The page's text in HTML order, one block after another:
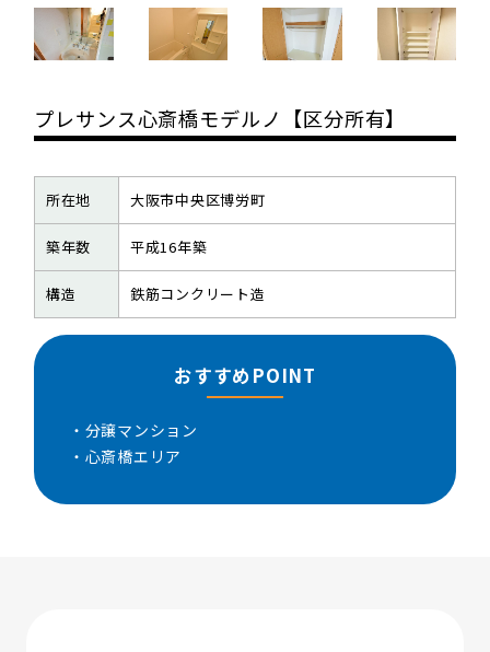
プレサンス心斎橋モデルノ【区分所有】
所在地 大阪市中央区博労町
築年数 平成16年築
構造 鉄筋コンクリート造
おすすめPOINT
・分譲マンション
・心斎橋エリア